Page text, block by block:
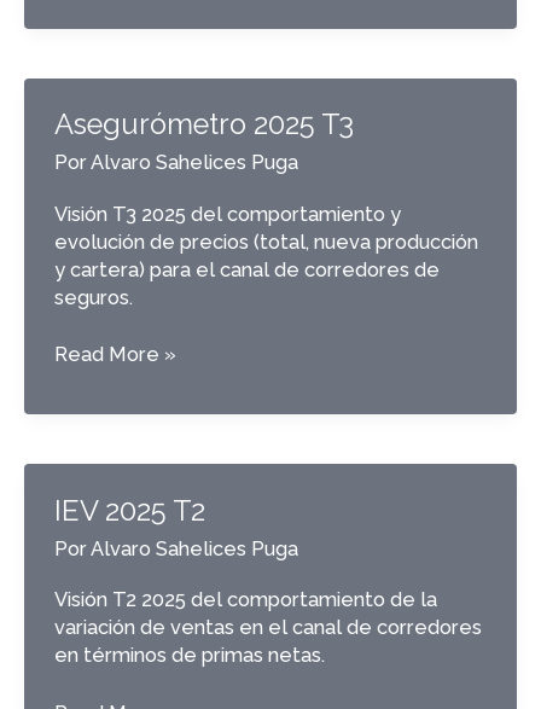
T3
Asegurómetro 2025 T3
PorAlvaro Sahelices Puga
Visión T3 2025 del comportamiento y
evolución de precios (total, nueva producción
y cartera) para el canal de corredores de
seguros.
Asegurómetro
T3
Read More »
IEV 2025 T2
PorAlvaro Sahelices Puga
Visión T2 2025 del comportamiento de la
variación de ventas en el canal de corredores
en términos de primas netas.